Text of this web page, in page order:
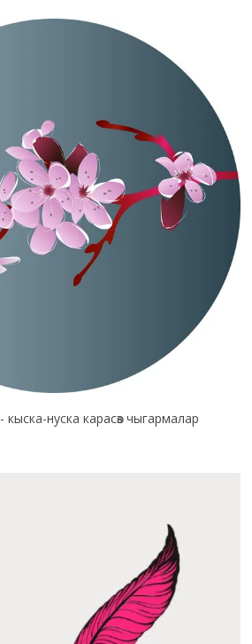
- кыска-нуска карасөз чыгармалар